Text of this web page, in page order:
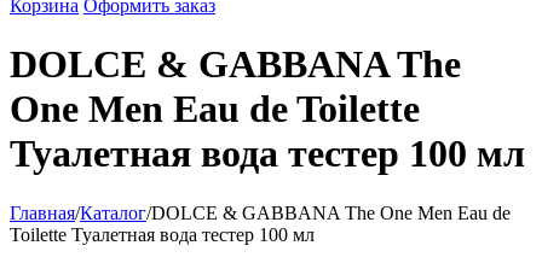
Корзина Оформить заказ
DOLCE & GABBANA The
One Men Eau de Toilette
Туалетная вода тестер 100 мл
Главная/Каталог/DOLCE & GABBANA The One Men Eau de
Toilette Туалетная вода тестер 100 мл